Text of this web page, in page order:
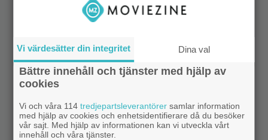
Vi värdesätter din integritet Dina val
Bättre innehåll och tjänster med hjälp av
cookies
Vi och våra 114tredjepartsleverantörer samlar information
med hjälp av cookies och enhetsidentifierare då du besöker
vår sajt. Med hjälp av informationen kan vi utveckla vårt
innehåll och våra tjänster.